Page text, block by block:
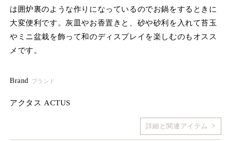
は囲炉裏のような作りになっているのでお鍋をするときに
大変便利です。灰皿やお香置きと、砂や砂利を入れて苔玉
やミニ盆栽を飾って和のディスプレイを楽しむのもオスス
メです。
Brand ブランド
アクタス ACTUS
詳細と関連アイテム